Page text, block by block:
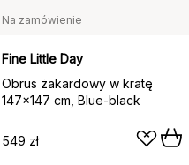
Na zamówienie
Fine Little Day
Obrus żakardowy w kratę
147x147 cm, Blue-black
549 zł